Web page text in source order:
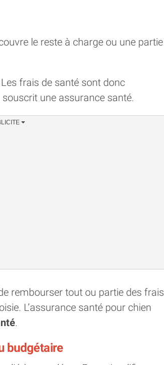
le reste à charge ou une partie
frais de santé sont donc
une assurance santé.
rembourser tout ou partie des frais
L’assurance santé pour chien
.
budgétaire